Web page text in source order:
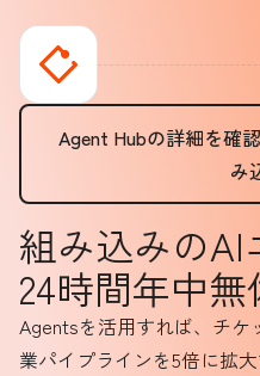
Agent Hubの詳細を確
み
組み込みの
24時間年中
Agentsを活用すれば、チケ
業パイプラインを5倍に拡